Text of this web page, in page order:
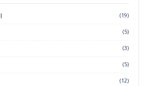
(19)
(5)
(3)
(5)
(12)